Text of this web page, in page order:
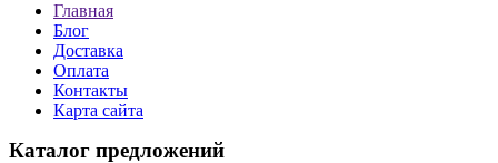
Главная
Блог
Доставка
Оплата
Контакты
Карта сайта
Каталог предложений